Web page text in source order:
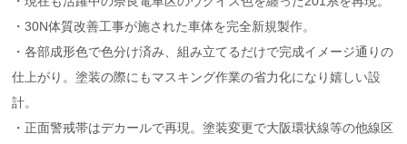
・30N体質改善工事が施された車体を完全新規製作。
・各部成形色で色分け済み、組み立てるだけで完成イメージ通りの
仕上がり。塗装の際にもマスキング作業の省力化になり嬉しい設
計。
・正面警戒帯はデカールで再現。塗装変更で大阪環状線等の他線区